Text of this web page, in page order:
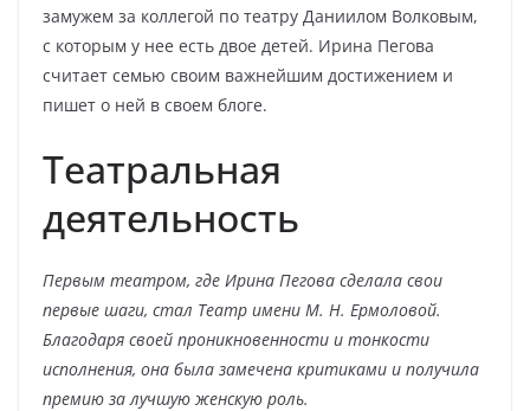
замужем за коллегой по театру Даниилом Волковым,
с которым у нее есть двое детей. Ирина Пегова
считает семью своим важнейшим достижением и
пишет о ней в своем блоге.
Театральная
деятельность
Первым театром, где Ирина Пегова сделала свои
первые шаги, стал Театр имени М. Н. Ермоловой.
Благодаря своей проникновенности и тонкости
исполнения, она была замечена критиками и получила
премию за лучшую женскую роль.